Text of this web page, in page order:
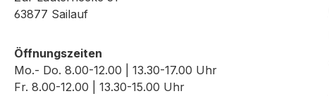
63877 Sailauf
Öffnungszeiten
Mo.- Do. 8.00-12.00 | 13.30-17.00 Uhr
Fr. 8.00-12.00 | 13.30-15.00 Uhr